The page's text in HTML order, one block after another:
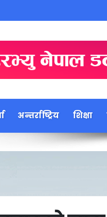
अन्तर्राष्ट्रिय शिक्षा